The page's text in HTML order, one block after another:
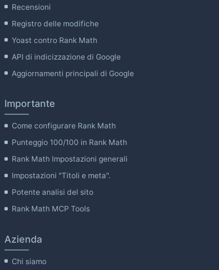
Recensioni
Registro delle modifiche
Yoast contro Rank Math
API di indicizzazione di Google
Aggiornamenti principali di Google
Importante
Come configurare Rank Math
Punteggio 100/100 in Rank Math
Rank Math Impostazioni generali
Impostazioni "Titoli e meta".
Potente analisi del sito
Rank Math MCP Tools
Azienda
Chi siamo